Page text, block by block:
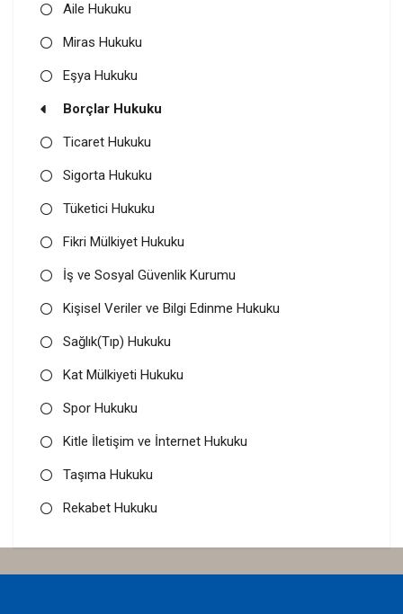
Aile Hukuku
Miras Hukuku
Eşya Hukuku
Borçlar Hukuku
Ticaret Hukuku
Sigorta Hukuku
Tüketici Hukuku
Fikri Mülkiyet Hukuku
İş ve Sosyal Güvenlik Kurumu
Kişisel Veriler ve Bilgi Edinme Hukuku
Sağlık(Tıp) Hukuku
Kat Mülkiyeti Hukuku
Spor Hukuku
Kitle İletişim ve İnternet Hukuku
Taşıma Hukuku
Rekabet Hukuku